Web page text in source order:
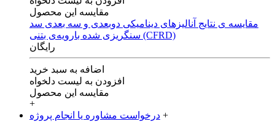
مقایسه این محصول
مقایسه ی‌ نتایج آنالیزهای‌ دینامیکی‌ دوبعدی‌ و‌ سه بعدی‌ سد
سنگریزی‌ شده با‌رویه‌ی‌ بتنی‌ (CFRD)
رایگان
اضافه به سبد خرید
افزودن به لیست دلخواه
مقایسه این محصول
+
درخواست مشاوره یا انجام پروژه +